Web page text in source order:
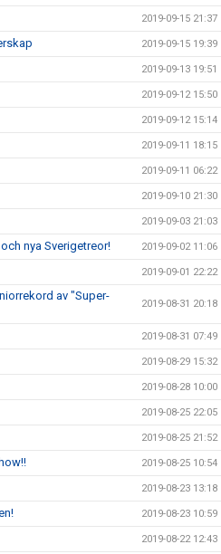
2019-09-15 21:37
2019-09-15 19:39
2019-09-13 19:51
2019-09-12 15:50
2019-09-12 15:14
2019-09-11 18:15
2019-09-11 06:22
2019-09-10 21:30
2019-09-03 21:03
nya Sverigetreor! 2019-09-02 11:06
2019-09-01 22:22
av "Super-
2019-08-31 20:18
2019-08-31 07:49
2019-08-29 15:32
2019-08-28 10:00
2019-08-25 22:05
2019-08-25 21:52
2019-08-25 10:54
2019-08-23 13:18
2019-08-23 10:59
2019-08-22 12:43